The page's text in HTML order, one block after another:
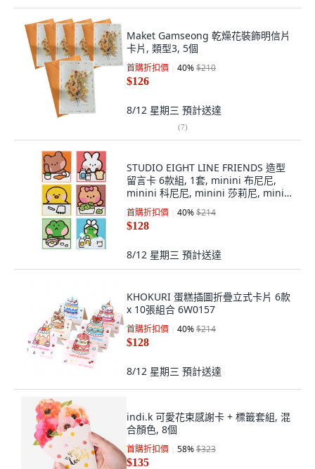
Maket Gamseong 乾燥花裝飾明信片
卡片, 類型3, 5個
首購折扣價 40%$210
$126
8/12 星期三 預計送達
(7)
STUDIO EIGHT LINE FRIENDS 造型
留言卡 6款組, 1套, minini 布尼尼,
minini 科尼尼, minini 莎莉尼, minini
秋尼尼, minini 萊尼尼, minini 德尼尼
首購折扣價 40%$214
$128
8/12 星期三 預計送達
KHOKURI 蛋糕插圖折疊立式卡片 6款
x 10張組合 6W0157
首購折扣價 40%$214
$128
8/12 星期三 預計送達
indi.k 可愛花束感謝卡 + 標籤套組, 混
合顏色, 8個
首購折扣價 58%$323
$135